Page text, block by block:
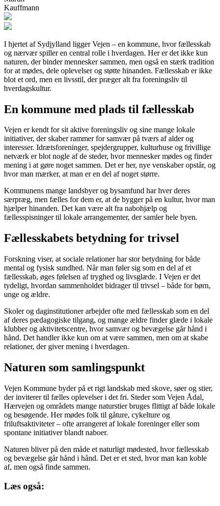
Kauffmann
I hjertet af Sydjylland ligger Vejen – en kommune, hvor fællesskab
og nærvær spiller en central rolle i hverdagen. Her er det ikke kun
naturen, der binder mennesker sammen, men også en stærk tradition
for at mødes, dele oplevelser og støtte hinanden. Fællesskab er ikke
blot et ord, men en livsstil, der præger alt fra foreningsliv til
hverdagskultur.
En kommune med plads til fællesskab
Vejen er kendt for sit aktive foreningsliv og sine mange lokale
initiativer, der skaber rammer for samvær på tværs af alder og
interesser. Idrætsforeninger, spejdergrupper, kulturhuse og frivillige
netværk er blot nogle af de steder, hvor mennesker mødes og finder
mening i at gøre noget sammen. Det er her, nye venskaber opstår, og
hvor man mærker, at man er en del af noget større.
Kommunens mange landsbyer og bysamfund har hver deres
særpræg, men fælles for dem er, at de bygger på en kultur, hvor man
hjælper hinanden. Det kan være alt fra nabohjælp og
fællesspisninger til lokale arrangementer, der samler hele byen.
Fællesskabets betydning for trivsel
Forskning viser, at sociale relationer har stor betydning for både
mental og fysisk sundhed. Når man føler sig som en del af et
fællesskab, øges følelsen af tryghed og livsglæde. I Vejen er det
tydeligt, hvordan sammenholdet bidrager til trivsel – både for børn,
unge og ældre.
Skoler og daginstitutioner arbejder ofte med fællesskab som en del
af deres pædagogiske tilgang, og mange ældre finder glæde i lokale
klubber og aktivitetscentre, hvor samvær og bevægelse går hånd i
hånd. Det handler ikke kun om at være sammen, men om at skabe
relationer, der giver mening i hverdagen.
Naturen som samlingspunkt
Vejen Kommune byder på et rigt landskab med skove, søer og stier,
der inviterer til fælles oplevelser i det fri. Steder som Vejen Ådal,
Hærvejen og områdets mange naturstier bruges flittigt af både lokale
og besøgende. Her mødes folk til gåture, cykelture og
friluftsaktiviteter – ofte arrangeret af lokale foreninger eller som
spontane initiativer blandt naboer.
Naturen bliver på den måde et naturligt mødested, hvor fællesskab
og bevægelse går hånd i hånd. Det er et sted, hvor man kan koble
af, men også finde sammen.
Læs også: